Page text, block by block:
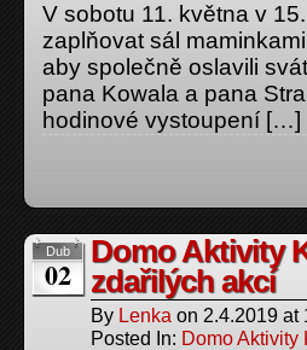
V sobotu 11. května v
zaplňovat sál
aby společně oslavili
pana Kowala a pana
hodinové vystoupení […]
Dub
02
Domo Aktivity
zdařilých akcí
By Lenka on 2.4.2019 at
Posted In: Domo Aktivity